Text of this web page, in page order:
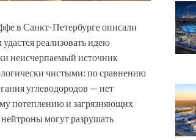
в Санкт-Петербурге описали
реализовать идею
неисчерпаемый источник
чистыми: по сравнению
углеводородов — нет
потеплению и загрязняющих
могут разрушать